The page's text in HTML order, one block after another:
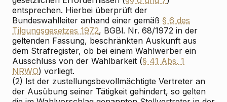
entsprechen. Hierbei überprüft der
Bundeswahlleiter anhand einer gemäß § 6 des
Tilgungsgesetzes 1972, BGBl. Nr. 68/1972 in der
geltenden Fassung, beschränkten Auskunft aus
dem Strafregister, ob bei einem Wahlwerber ein
Ausschluss von der Wählbarkeit (§ 41 Abs. 1
NRWO) vorliegt.
(2) Ist der zustellungsbevollmächtigte Vertreter an
der Ausübung seiner Tätigkeit gehindert, so gelten